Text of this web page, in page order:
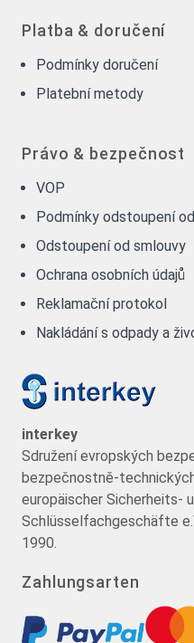
Platba & doručení
Podmínky doručení
Platební metody
Právo & bezpečnost
VOP
Podmínky odstoupení
Odstoupení od smlouvy
Ochrana osobních údajů
Reklamační protokol
Nakládání s odpady a
interkey
Sdružení evropských
bezpečnostně-
europäischer Sicherheits-
Schlüsselfachgeschäfte
1990.
Zahlungsarten